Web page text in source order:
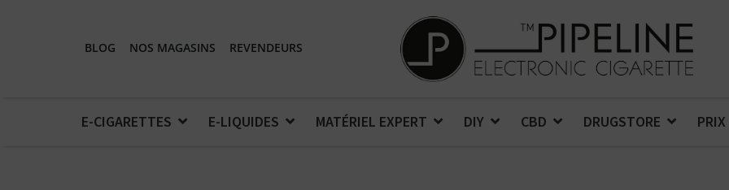
BLOG NOS MAGASINS REVENDEURS
E-CIGARETTES E-LIQUIDES MATÉRIEL EXPERT DIY CBD DRUGSTORE PRIX